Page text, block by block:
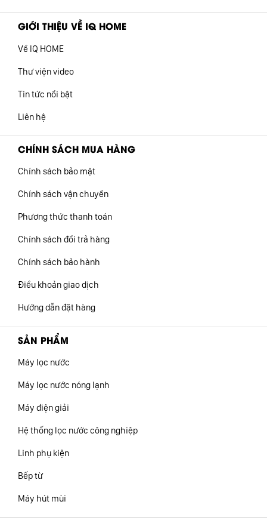
GIỚI THIỆU VỀ IQ HOME
Về IQ HOME
Thư viện video
Tin tức nổi bật
Liên hệ
CHÍNH SÁCH MUA HÀNG
Chính sách bảo mật
Chính sách vận chuyển
Phương thức thanh toán
Chính sách đổi trả hàng
Chính sách bảo hành
Điều khoản giao dịch
Hướng dẫn đặt hàng
SẢN PHẨM
Máy lọc nước
Máy lọc nước nóng lạnh
Máy điện giải
Hệ thống lọc nước công nghiệp
Linh phụ kiện
Bếp từ
Máy hút mùi